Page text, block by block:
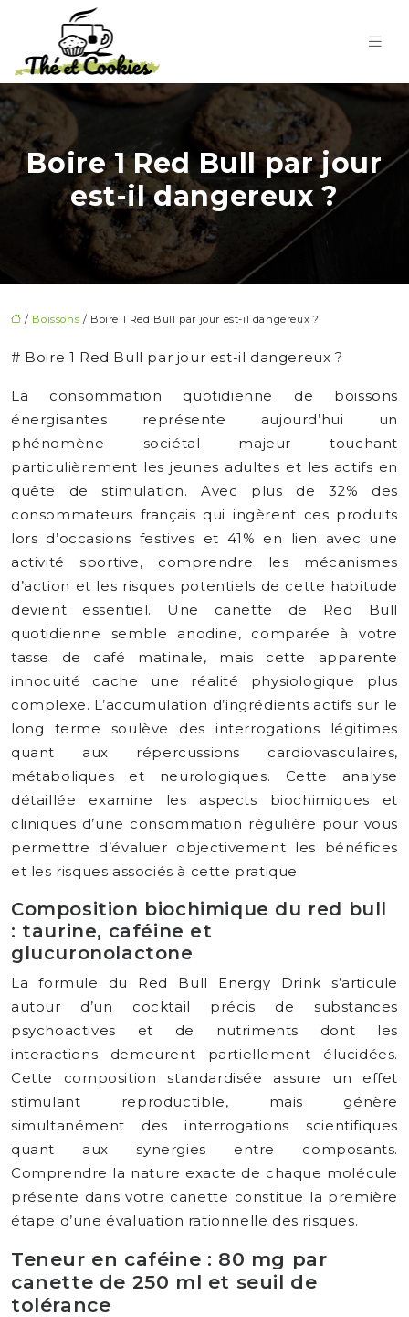
Boire 1 Red Bull par jour
est-il dangereux ?
/ Boissons / Boire 1 Red Bull par jour est-il dangereux ?
# Boire 1 Red Bull par jour est-il dangereux ?
La consommation quotidienne de boissons
énergisantes représente aujourd’hui un
phénomène sociétal majeur touchant
particulièrement les jeunes adultes et les actifs en
quête de stimulation. Avec plus de 32% des
consommateurs français qui ingèrent ces produits
lors d’occasions festives et 41% en lien avec une
activité sportive, comprendre les mécanismes
d’action et les risques potentiels de cette habitude
devient essentiel. Une canette de Red Bull
quotidienne semble anodine, comparée à votre
tasse de café matinale, mais cette apparente
innocuité cache une réalité physiologique plus
complexe. L’accumulation d’ingrédients actifs sur le
long terme soulève des interrogations légitimes
quant aux répercussions cardiovasculaires,
métaboliques et neurologiques. Cette analyse
détaillée examine les aspects biochimiques et
cliniques d’une consommation régulière pour vous
permettre d’évaluer objectivement les bénéfices
et les risques associés à cette pratique.
Composition biochimique du red bull
: taurine, caféine et
glucuronolactone
La formule du Red Bull Energy Drink s’articule
autour d’un cocktail précis de substances
psychoactives et de nutriments dont les
interactions demeurent partiellement élucidées.
Cette composition standardisée assure un effet
stimulant reproductible, mais génère
simultanément des interrogations scientifiques
quant aux synergies entre composants.
Comprendre la nature exacte de chaque molécule
présente dans votre canette constitue la première
étape d’une évaluation rationnelle des risques.
Teneur en caféine : 80 mg par
canette de 250 ml et seuil de
tolérance